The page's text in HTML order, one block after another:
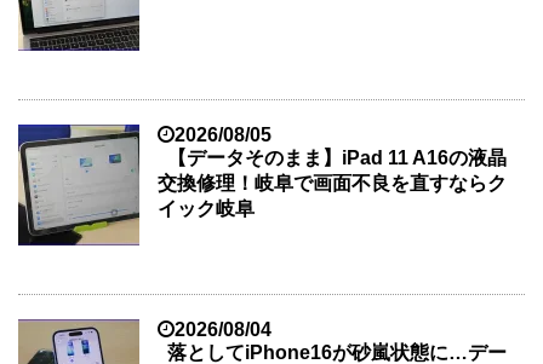
2026/08/05
【データそのまま】iPad 11 A16の液晶
交換修理！岐阜で画面不良を直すならク
イック岐阜
2026/08/04
落としてiPhone16が砂嵐状態に…デー